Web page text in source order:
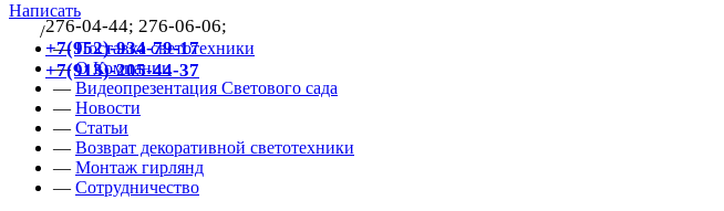
Написать
/276-04-44; 276-06-06;
+7(952)-934-79-17
+7(913)-205-44-37
—Поставка светотехники
—О Компании
— Видеопрезентация Светового сада
— Новости
— Статьи
— Возврат декоративной светотехники
— Монтаж гирлянд
— Сотрудничество